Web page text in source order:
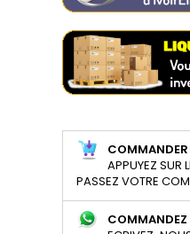
APPUYEZ SUR
PASSEZ VOTRE
COMMANDEZ